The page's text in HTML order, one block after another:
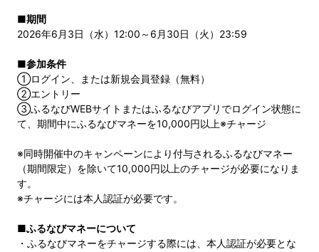
■期間
2026年6月3日（水）12:00～6月30日（火）23:59
■参加条件
①ログイン、または新規会員登録（無料）
②エントリー
③ふるなびWEBサイトまたはふるなびアプリでログイン状態に
て、期間中にふるなびマネーを10,000円以上※チャージ
※同時開催中のキャンペーンにより付与されるふるなびマネー
（期間限定）を除いて10,000円以上のチャージが必要になりま
す。
※チャージには本人認証が必要です。
■ふるなびマネーについて
・ふるなびマネーをチャージする際には、本人認証が必要とな